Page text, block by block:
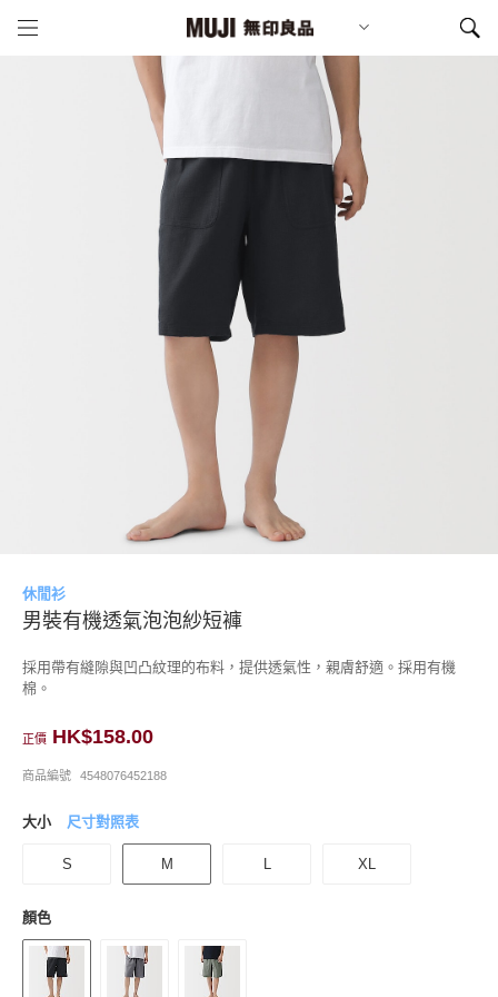
休閒衫
男裝有機透氣泡泡紗短褲
採用帶有縫隙與凹凸紋理的布料，提供透氣性，親膚舒適。採用有機
棉。
正價 HK$158.00
商品編號 4548076452188
大小 尺寸對照表
S M L XL
顏色